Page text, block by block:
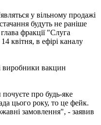
у вільному продажі
будуть не раніше
фракції "Слуга
квітня, в ефірі каналу
виробники вакцин
про будь-яке
цього року, то це фейк.
замовлення", - заявив